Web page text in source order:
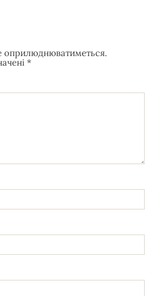
оприлюднюватиметься.
*